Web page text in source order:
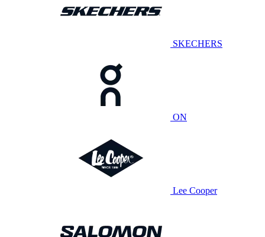
SKECHERS
ON
Lee Cooper